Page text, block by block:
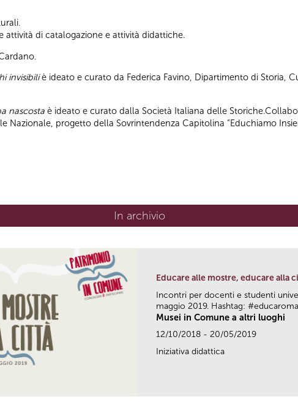
di catalogazione e attività didattiche.
invisibiliè ideato e curato da Federica Favino, Dipartimento di Storia,
nascosta è ideato e curato dalla Società Italiana delle
Nazionale, progetto della Sovrintendenza Capitolina “Educhiamo
In archivio
Educare alle mostre, educare alla
Incontri per docenti e studenti
maggio 2019. Hashtag: #educaroma
Musei in Comune a altri luoghi
12/10/2018 - 20/05/2019
Iniziativa didattica